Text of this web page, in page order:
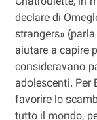
declare di
strangers»
aiutare a capire
consideravano
adolescenti. Per
favorire lo